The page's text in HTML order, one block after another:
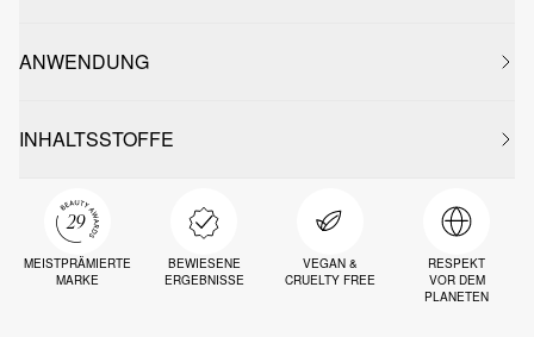
ANWENDUNG
INHALTSSTOFFE
MEISTPRÄMIERTE
MARKE
BEWIESENE
ERGEBNISSE
VEGAN &
CRUELTY FREE
RESPEKT
VOR DEM
PLANETEN